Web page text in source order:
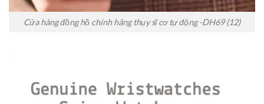
Cửa hàng đồng hồ chính hãng thụy sĩ cơ tự động -DH69 (12)